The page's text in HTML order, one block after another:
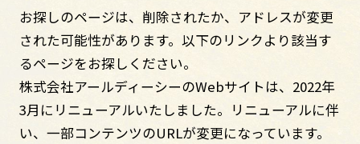
お探しのページは、削除されたか、アドレスが変更
された可能性があります。 以下のリンクより該当す
るページをお探しください。
株式会社アールディーシーのWebサイトは、2022年
3月にリニューアルいたしました。 リニューアルに伴
い、一部コンテンツのURLが変更になっています。